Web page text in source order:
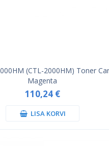
(CTL-2000HM) Toner
Magenta
110,24 €
LISA KORVI